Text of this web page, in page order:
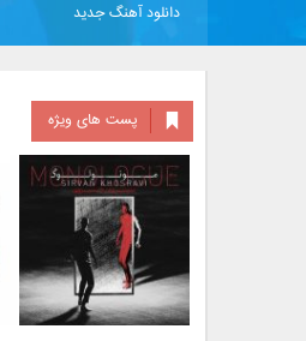
دانلود آهنگ جدید
پست های ویژه